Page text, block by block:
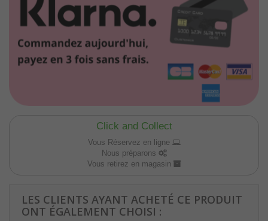
Click and Collect
Vous Réservez en ligne
Nous préparons
Vous retirez en magasin
LES CLIENTS AYANT ACHETÉ CE PRODUIT
ONT ÉGALEMENT CHOISI :